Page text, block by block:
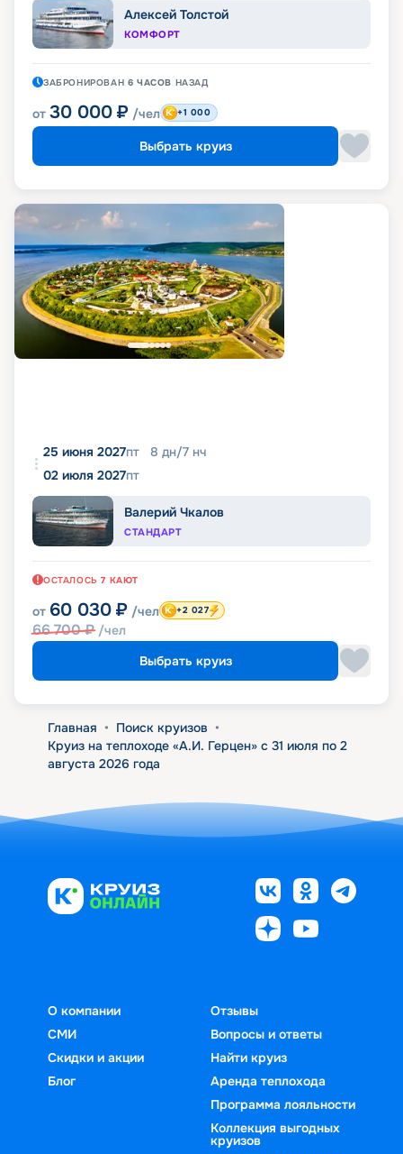
Алексей Толстой
КОМФОРТ
ЗАБРОНИРОВАН 6 ЧАСОВ НАЗАД
от 30 000 ₽ /чел +1 000
Выбрать круиз
25 июня 2027пт 8 дн/7 нч
02 июля 2027пт
Валерий Чкалов
СТАНДАРТ
ОСТАЛОСЬ 7 КАЮТ
от 60 030 ₽ /чел
66 700₽ /чел
+2 027
Выбрать круиз
Главная • Поиск круизов •
Круиз на теплоходе «А.И. Герцен» с 31 июля по 2
августа 2026 года
О компании
СМИ
Скидки и акции
Блог
Отзывы
Вопросы и ответы
Найти круиз
Аренда теплохода
Программа лояльности
Коллекция выгодных
круизов